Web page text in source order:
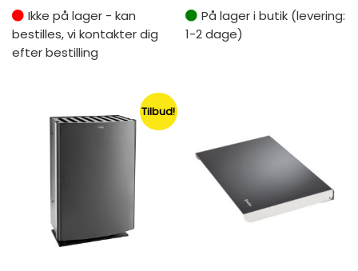
Ikke på lager - kan
bestilles, vi kontakter dig
efter bestilling
På lager i butik (levering:
1-2 dage)
Tilbud!